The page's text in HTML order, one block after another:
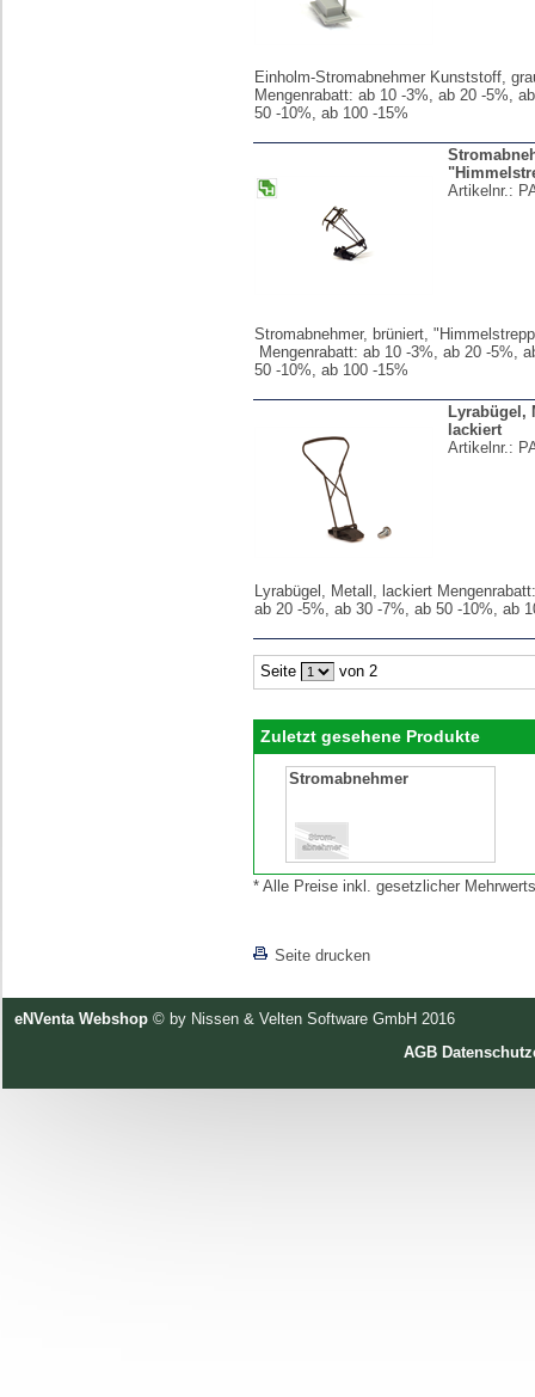
Einholm-Stromabnehmer Kunststoff,
Mengenrabatt: ab 10 -3%, ab 20 -5%,
50 -10%, ab 100 -15%
Artikelnr.:
Stromabnehmer, brüniert,
Mengenrabatt: ab 10 -3%, ab 20 -5%,
50 -10%, ab 100 -15%
Lyrabügel,
lackiert
Artikelnr.:
Lyrabügel, Metall, lackiert
ab 20 -5%, ab 30 -7%, ab 50 -10%, ab
Seite von 2
Zuletzt gesehene Produkte
Stromabnehmer
* Alle Preise inkl. gesetzlicher
Seite drucken
eNVenta Webshop © by Nissen & Velten Software GmbH 2016
AGB